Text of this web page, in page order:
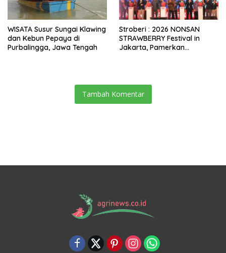
WISATA Susur Sungai Klawing
dan Kebun Pepaya di
Purbalingga, Jawa Tengah
Stroberi : 2026 NONSAN
STRAWBERRY Festival in
Jakarta, Pamerkan
Tambah Komentar